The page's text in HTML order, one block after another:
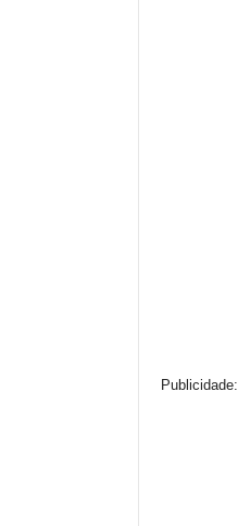
Publicidade: